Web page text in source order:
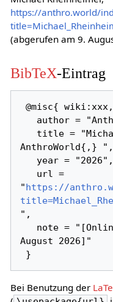
https://anthro.world/
(abgerufen am 9.
BibTeX-Eintrag
@misc{ wiki:xxx,
AnthroWorld{,} ",
"https://
",
August 2026]"
Bei Benutzung der